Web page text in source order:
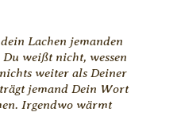
Lachen jemanden
weißt nicht, wessen
weiter als Deiner
jemand Dein Wort
Irgendwo wärmt